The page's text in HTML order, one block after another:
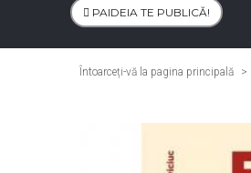
PAIDEIA TE PUBLICĂ!
Întoarceți-vă la pagina principală